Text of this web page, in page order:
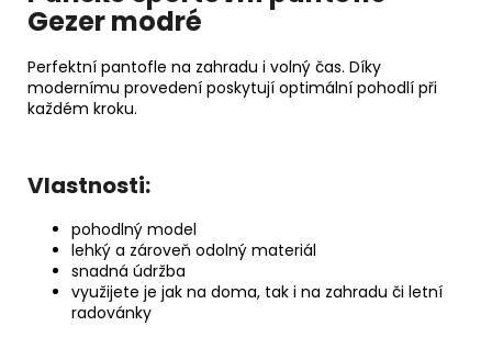
Gezer modré
Perfektní pantofle na zahradu i volný čas. Díky
modernímu provedení poskytují optimální pohodlí při
každém kroku.
Vlastnosti:
pohodlný model
lehký a zároveň odolný materiál
snadná údržba
využijete je jak na doma, tak i na zahradu či letní
radovánky